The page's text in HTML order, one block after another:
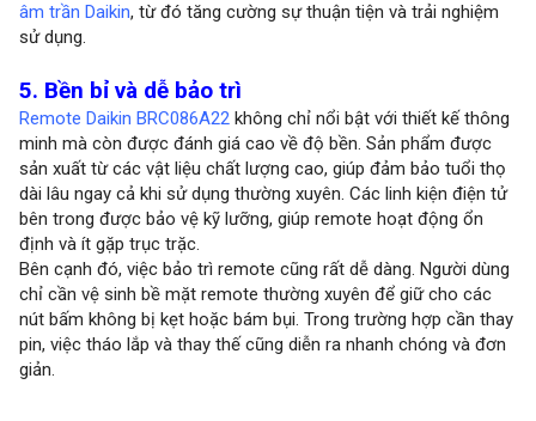
âm trần Daikin, từ đó tăng cường sự thuận tiện và trải nghiệm
sử dụng.
5. Bền bỉ và dễ bảo trì
Remote Daikin BRC086A22 không chỉ nổi bật với thiết kế thông
minh mà còn được đánh giá cao về độ bền. Sản phẩm được
sản xuất từ các vật liệu chất lượng cao, giúp đảm bảo tuổi thọ
dài lâu ngay cả khi sử dụng thường xuyên. Các linh kiện điện tử
bên trong được bảo vệ kỹ lưỡng, giúp remote hoạt động ổn
định và ít gặp trục trặc.
Bên cạnh đó, việc bảo trì remote cũng rất dễ dàng. Người dùng
chỉ cần vệ sinh bề mặt remote thường xuyên để giữ cho các
nút bấm không bị kẹt hoặc bám bụi. Trong trường hợp cần thay
pin, việc tháo lắp và thay thế cũng diễn ra nhanh chóng và đơn
giản.